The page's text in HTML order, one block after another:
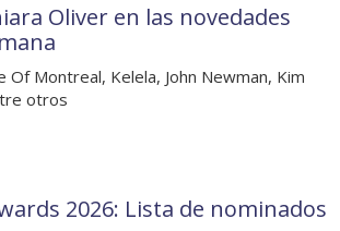
Oliver en las novedades
Montreal, Kelela, John Newman, Kim
otros
2026: Lista de nominados